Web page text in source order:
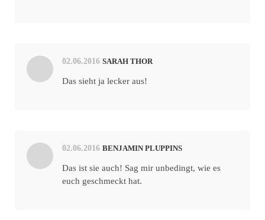
02.06.2016 SARAH THOR
Das sieht ja lecker aus!
02.06.2016 BENJAMIN PLUPPINS
Das ist sie auch! Sag mir unbedingt, wie es
euch geschmeckt hat.